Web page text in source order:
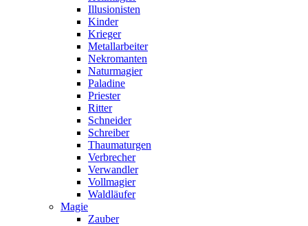
Illusionisten
Kinder
Krieger
Metallarbeiter
Nekromanten
Naturmagier
Paladine
Priester
Ritter
Schneider
Schreiber
Thaumaturgen
Verbrecher
Verwandler
Vollmagier
Waldläufer
Magie
Zauber